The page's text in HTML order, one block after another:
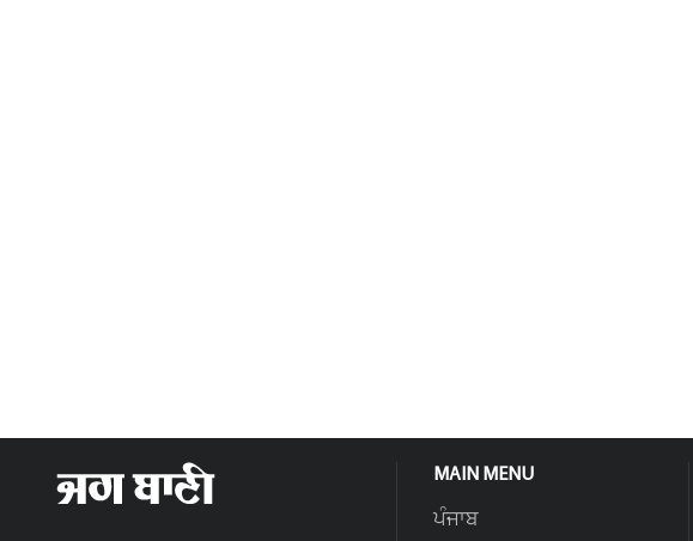
MAIN MENU
ਪੰਜਾਬ